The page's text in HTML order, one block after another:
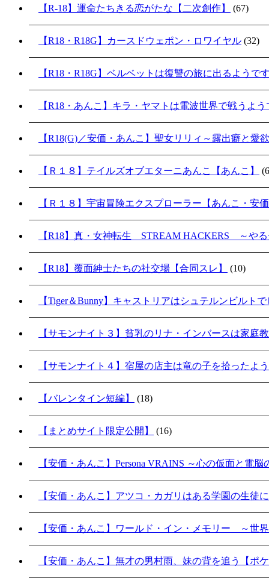
【R-18】運命たちきる恋がたな【二次創作】 (67)
【R18・R18G】カースドウェポン・ロワイヤル (32)
【R18・R18G】ベルベットは復讐の旅に出るようで
【R18・あんこ】キラ・ヤマトは電波世界で戦うよ
【R18(G)／安価・あんこ】聖女リリィ～露出癖と愛
【Ｒ１８】テイルズオブエターニあんこ【あんこ】
【Ｒ１８】宇宙冒険エクスプローラー【あんこ・安
【R18】真・女神転生 STREAM HACKERS ～や
【R18】覆面紳士たちの社交場【合同スレ】 (10)
【Tiger＆Bunny】キャストリアはシュテルンビルト
【サモンナイト３】貧乳のリナ・インバースは家庭
【サモンナイト４】宿屋の店主は竜の子を拾ったよ
【バレンタイン短編】 (18)
【まとめサイト限定公開】 (16)
【安価・あんこ】Persona VRAINS ～心の仮面と電脳
【安価・あんこ】アツコ・カガリはある学園の生徒
【安価・あんこ】ワールド・イン・メモリー ～世
【安価・あんこ】無才の男村雨、妹の背を追う【ポ